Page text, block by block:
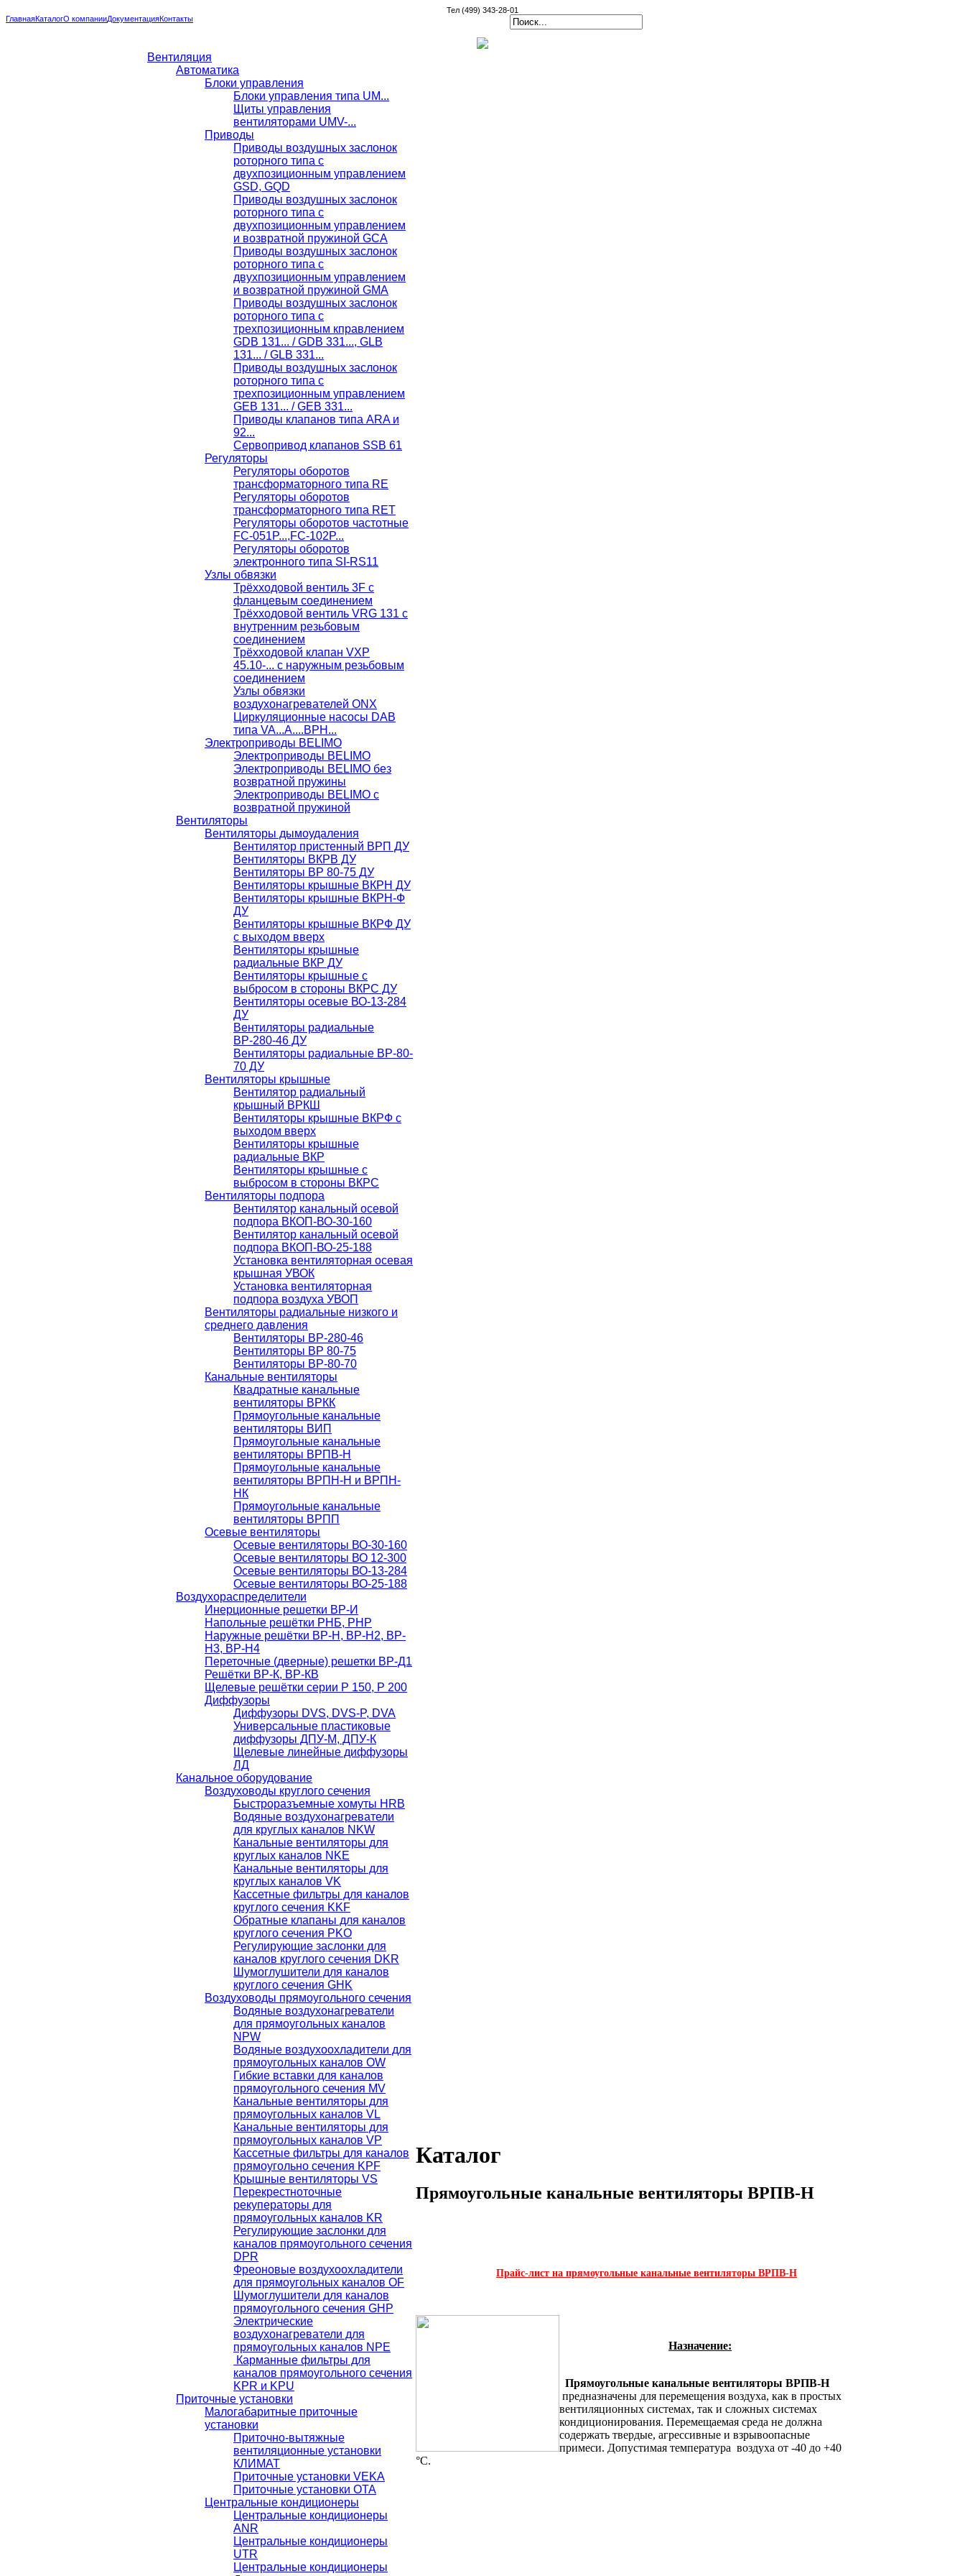
Тел (499) 343-28-01
ГлавнаяКаталогО компанииДокументацияКонтакты
Вентиляция
Автоматика
Блоки управления
Блоки управления типа UM...
Щиты управления
вентиляторами UMV-...
Приводы
Приводы воздушных заслонок
роторного типа с
двухпозиционным управлением
GSD, GQD
Приводы воздушных заслонок
роторного типа с
двухпозиционным управлением
и возвратной пружиной GCA
Приводы воздушных заслонок
роторного типа с
двухпозиционным управлением
и возвратной пружиной GMA
Приводы воздушных заслонок
роторного типа с
трехпозиционным кправлением
GDB 131... / GDB 331..., GLB
131... / GLB 331...
Приводы воздушных заслонок
роторного типа с
трехпозиционным управлением
GEB 131... / GEB 331...
Приводы клапанов типа ARA и
92...
Сервопривод клапанов SSB 61
Регуляторы
Регуляторы оборотов
трансформаторного типа RE
Регуляторы оборотов
трансформаторного типа RET
Регуляторы оборотов частотные
FC-051P...,FC-102P...
Регуляторы оборотов
электронного типа SI-RS11
Узлы обвязки
Трёхходовой вентиль 3F с
фланцевым соединением
Трёхходовой вентиль VRG 131 с
внутренним резьбовым
соединением
Трёхходовой клапан VXP
45.10-... с наружным резьбовым
соединением
Узлы обвязки
воздухонагревателей ONX
Циркуляционные насосы DAB
типа VA...A....BPH...
Электроприводы BELIMO
Электроприводы BELIMO
Электроприводы BELIMO без
возвратной пружины
Электроприводы BELIMO с
возвратной пружиной
Вентиляторы
Вентиляторы дымоудаления
Вентилятор пристенный ВРП ДУ
Вентиляторы ВКРВ ДУ
Вентиляторы ВР 80-75 ДУ
Вентиляторы крышные ВКРН ДУ
Вентиляторы крышные ВКРН-Ф
ДУ
Вентиляторы крышные ВКРФ ДУ
с выходом вверх
Вентиляторы крышные
радиальные ВКР ДУ
Вентиляторы крышные с
выбросом в стороны ВКРС ДУ
Вентиляторы осевые ВО-13-284
ДУ
Вентиляторы радиальные
ВР-280-46 ДУ
Вентиляторы радиальные ВР-80-
70 ДУ
Вентиляторы крышные
Вентилятор радиальный
крышный ВРКШ
Вентиляторы крышные ВКРФ с
выходом вверх
Вентиляторы крышные
радиальные ВКР
Вентиляторы крышные с
выбросом в стороны ВКРС
Вентиляторы подпора
Вентилятор канальный осевой
подпора ВКОП-ВО-30-160
Вентилятор канальный осевой
подпора ВКОП-ВО-25-188
Установка вентиляторная осевая
крышная УВОК
Установка вентиляторная
подпора воздуха УВОП
Вентиляторы радиальные низкого и
среднего давления
Вентиляторы ВР-280-46
Вентиляторы ВР 80-75
Вентиляторы ВР-80-70
Канальные вентиляторы
Квадратные канальные
вентиляторы ВРКК
Прямоугольные канальные
вентиляторы ВИП
Прямоугольные канальные
вентиляторы ВРПВ-Н
Прямоугольные канальные
вентиляторы ВРПН-Н и ВРПН-
НК
Прямоугольные канальные
вентиляторы ВРПП
Осевые вентиляторы
Осевые вентиляторы ВО-30-160
Осевые вентиляторы ВО 12-300
Осевые вентиляторы ВО-13-284
Осевые вентиляторы ВО-25-188
Воздухораспределители
Инерционные решетки ВР-И
Напольные решётки РНБ, РНР
Наружные решётки ВР-Н, ВР-Н2, ВР-
Н3, ВР-Н4
Переточные (дверные) решетки ВР-Д1
Решётки ВР-К, ВР-КВ
Щелевые решётки серии Р 150, Р 200
Диффузоры
Диффузоры DVS, DVS-P, DVA
Универсальные пластиковые
диффузоры ДПУ-М, ДПУ-К
Щелевые линейные диффузоры
ЛД
Канальное оборудование
Воздуховоды круглого сечения
Быстроразъемные хомуты HRB
Водяные воздухонагреватели
для круглых каналов NKW
Канальные вентиляторы для
круглых каналов NKE
Канальные вентиляторы для
круглых каналов VK
Кассетные фильтры для каналов
круглого сечения KKF
Обратные клапаны для каналов
круглого сечения PKO
Регулирующие заслонки для
каналов круглого сечения DKR
Шумоглушители для каналов
круглого сечения GHK
Воздуховоды прямоугольного сечения
Водяные воздухонагреватели
для прямоугольных каналов
NPW
Водяные воздухоохладители для
прямоугольных каналов OW
Гибкие вставки для каналов
прямоугольного сечения MV
Канальные вентиляторы для
прямоугольных каналов VL
Канальные вентиляторы для
прямоугольных каналов VP
Кассетные фильтры для каналов
прямоугольно сечения KPF
Крышные вентиляторы VS
Перекрестноточные
рекуператоры для
прямоугольных каналов KR
Регулирующие заслонки для
каналов прямоугольного сечения
DРR
Фреоновые воздухоохладители
для прямоугольных каналов OF
Шумоглушители для каналов
прямоугольного сечения GHР
Электрические
воздухонагреватели для
прямоугольных каналов NPE
Карманные фильтры для
каналов прямоугольного сечения
KPR и KPU
Приточные установки
Малогабаритные приточные
установки
Приточно-вытяжные
вентиляционные установки
КЛИМАТ
Приточные установки VEKA
Приточные установки ОТА
Центральные кондиционеры
Центральные кондиционеры
ANR
Центральные кондиционеры
UTR
Центральные кондиционеры
Каталог
Прямоугольные канальные вентиляторы ВРПВ-Н
Прайс-лист на прямоугольные канальные вентиляторы ВРПВ-Н
Назначение:
Прямоугольные канальные вентиляторы ВРПВ-Н
предназначены для перемещения воздуха, как в простых
вентиляционных системах, так и сложных системах
кондиционирования. Перемещаемая среда не должна
содержать твердые, агрессивные и взрывоопасные
примеси. Допустимая температура воздуха от -40 до +40
°С.